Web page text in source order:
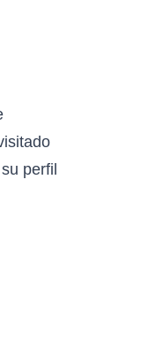
perfil